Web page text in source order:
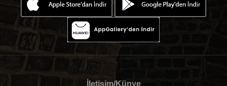
İletişim/Künye